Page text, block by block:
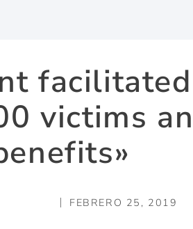
victims
FEBRERO 25, 2019